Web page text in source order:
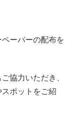
ーパーの配布を
協力いただき、
スポットをご紹